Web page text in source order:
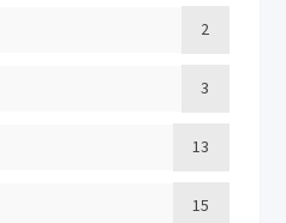
2
3
13
15